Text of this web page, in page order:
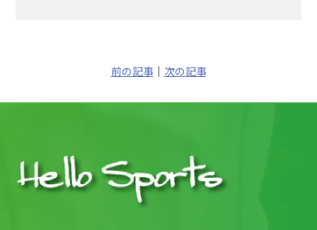
前の記事｜ 次の記事